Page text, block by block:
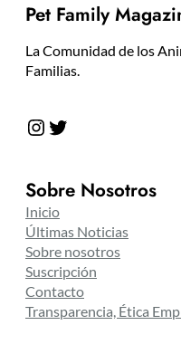
Pet Family
La Comunidad de los
Familias.
Instagram Twitter
Sobre Nosotros
Inicio
Últimas Noticias
Sobre nosotros
Suscripción
Contacto
Transparencia, Ética